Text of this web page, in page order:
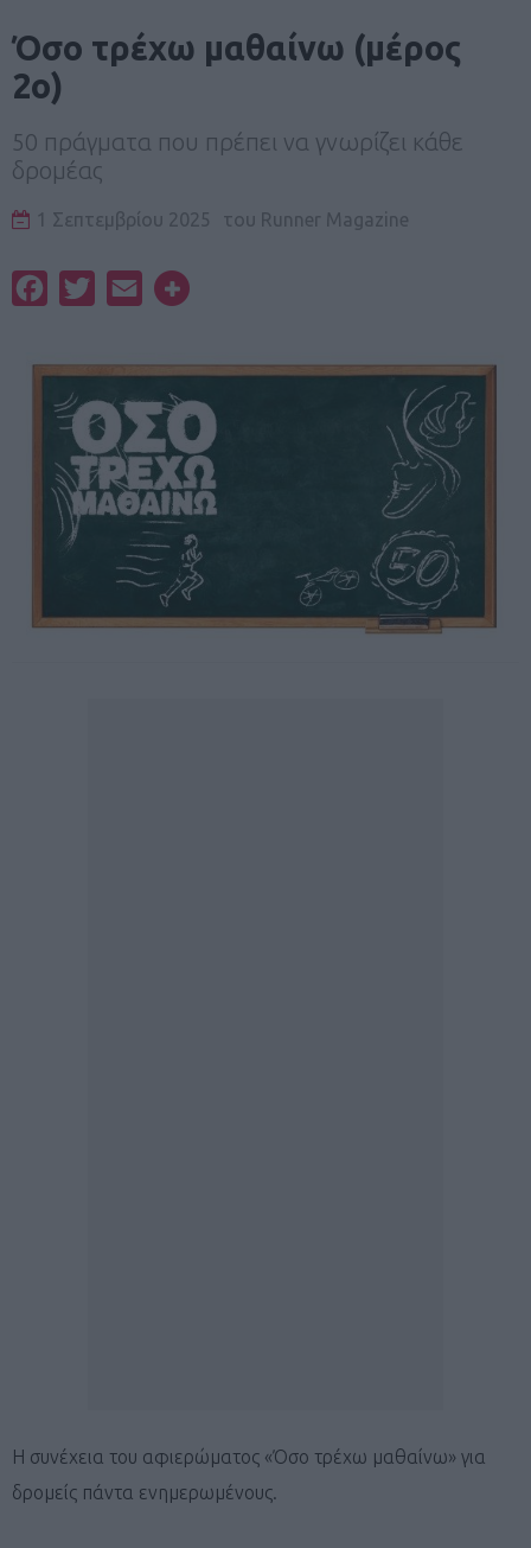
Όσο τρέχω μαθαίνω (μέρος
2ο)
50 πράγματα που πρέπει να γνωρίζει κάθε
δρομέας
1 Σεπτεμβρίου 2025 του Runner Magazine
FacebookTwitterEmail
Η συνέχεια του αφιερώματος «Όσο τρέχω μαθαίνω» για
δρομείς πάντα ενημερωμένους.